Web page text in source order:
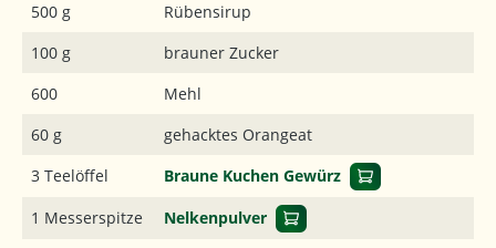
500 g
Rübensirup
100 g
brauner Zucker
600
Mehl
60 g
gehacktes Orangeat
3 Teelöffel
Braune Kuchen Gewürz
1 Messerspitze
Nelkenpulver